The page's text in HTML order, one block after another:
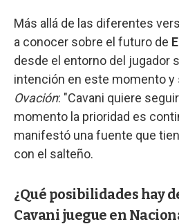
Más allá de las diferentes
a conocer sobre el futuro de
desde el entorno del jugador
intención en este momento y
Ovación: "Cavani quiere
momento la prioridad es
manifestó una fuente que
con el salteño.
¿Qué posibilidades hay
Cavani juegue en